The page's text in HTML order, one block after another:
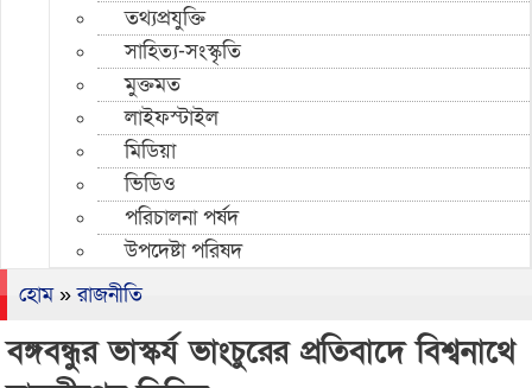
তথ্যপ্রযুক্তি
সাহিত্য-সংস্কৃতি
মুক্তমত
লাইফস্টাইল
মিডিয়া
ভিডিও
পরিচালনা পর্ষদ
উপদেষ্টা পরিষদ
হোম»রাজনীতি
বঙ্গবন্ধুর ভাস্কর্য ভাংচুরের প্রতিবাদে বিশ্বনাথে